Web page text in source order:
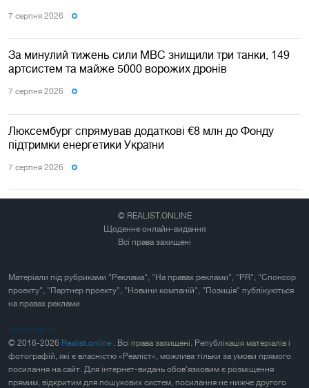
7 серпня 2026
За минулий тижень сили МВС знищили три танки, 149
артсистем та майже 5000 ворожих дронів
7 серпня 2026
Люксембург спрямував додаткові €8 млн до Фонду
підтримки енергетики України
7 серпня 2026
© REALIST.ONLINE
Щоденне онлайн-видання
Всі права захищені
Матеріали під рубриками "Реклама", "На правах реклами", "PR", "Спонсор
проекту", "Партнер проекту", "Новини компаній", "Позиція" публікуються
на правах реклами
Карта сайта
© 2016-2026 Realist.online . Всі права захищені. Републікація матеріалів і
фотографій, які є власністю «Реаліст», можлива тільки за умови прямого
посилання на сайт. Для інтернет-видань обов'язковим є розміщення
прямим, відкритим для пошукових систем, посилання не нижче другого